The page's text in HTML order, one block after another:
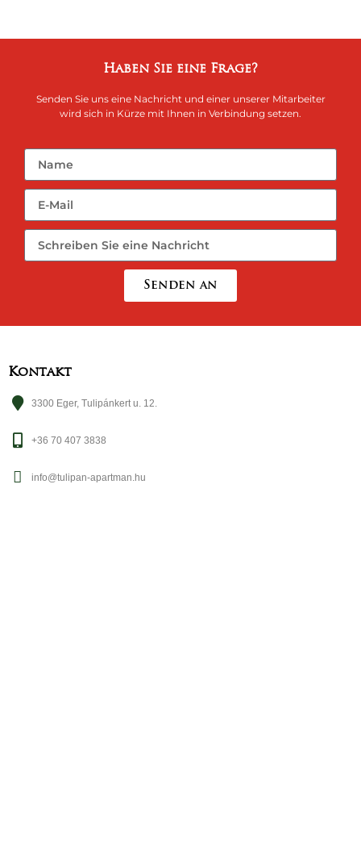
Haben Sie eine Frage?
Senden Sie uns eine Nachricht und einer unserer Mitarbeiter
wird sich in Kürze mit Ihnen in Verbindung setzen.
Senden an
Kontakt
3300 Eger, Tulipánkert u. 12.
+36 70 407 3838
info@tulipan-apartman.hu